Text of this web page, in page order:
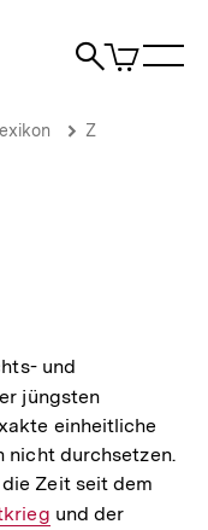
Suche
Artikel
im
Z
und
Link:
jüngsten
einheitliche
nicht durchsetzen.
Zeit seit dem
und der